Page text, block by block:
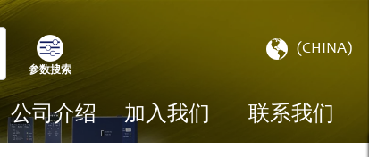
参数搜索
选
储
(CHINA)
公司介绍 加入我们 联系我们